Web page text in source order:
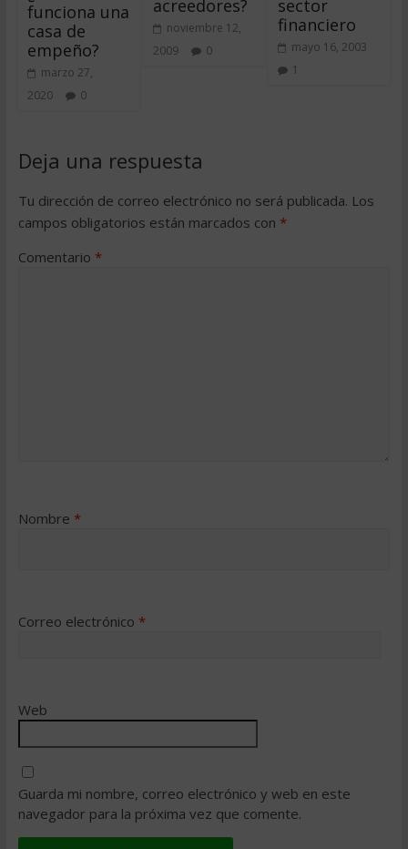
funciona una
casa de
empeño?
marzo 27,
2020
0
acreedores?
noviembre 12,
2009
0
sector
financiero
mayo 16, 2003
1
Deja una respuesta
Tu dirección de correo electrónico no será publicada. Los
campos obligatorios están marcados con *
Comentario *
Nombre *
Correo electrónico *
Web
Guarda mi nombre, correo electrónico y web en este
navegador para la próxima vez que comente.